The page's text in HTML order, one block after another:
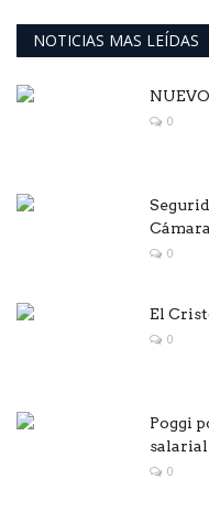
NOTICIAS MAS LEÍDAS
0
0
El
0
Poggi
0